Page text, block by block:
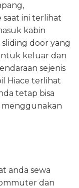
saat ini terlihat
kabin
door yang
keluar dan
sejenis
Hiace terlihat
tetap bisa
menggunakan
anda sewa
dan